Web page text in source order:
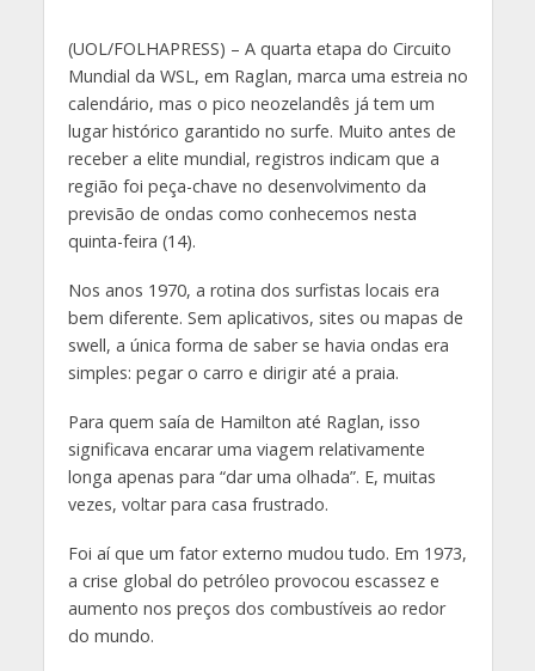
(UOL/FOLHAPRESS) – A quarta etapa do Circuito
Mundial da WSL, em Raglan, marca uma estreia no
calendário, mas o pico neozelandês já tem um
lugar histórico garantido no surfe. Muito antes de
receber a elite mundial, registros indicam que a
região foi peça-chave no desenvolvimento da
previsão de ondas como conhecemos nesta
quinta-feira (14).
Nos anos 1970, a rotina dos surfistas locais era
bem diferente. Sem aplicativos, sites ou mapas de
swell, a única forma de saber se havia ondas era
simples: pegar o carro e dirigir até a praia.
Para quem saía de Hamilton até Raglan, isso
significava encarar uma viagem relativamente
longa apenas para “dar uma olhada”. E, muitas
vezes, voltar para casa frustrado.
Foi aí que um fator externo mudou tudo. Em 1973,
a crise global do petróleo provocou escassez e
aumento nos preços dos combustíveis ao redor
do mundo.